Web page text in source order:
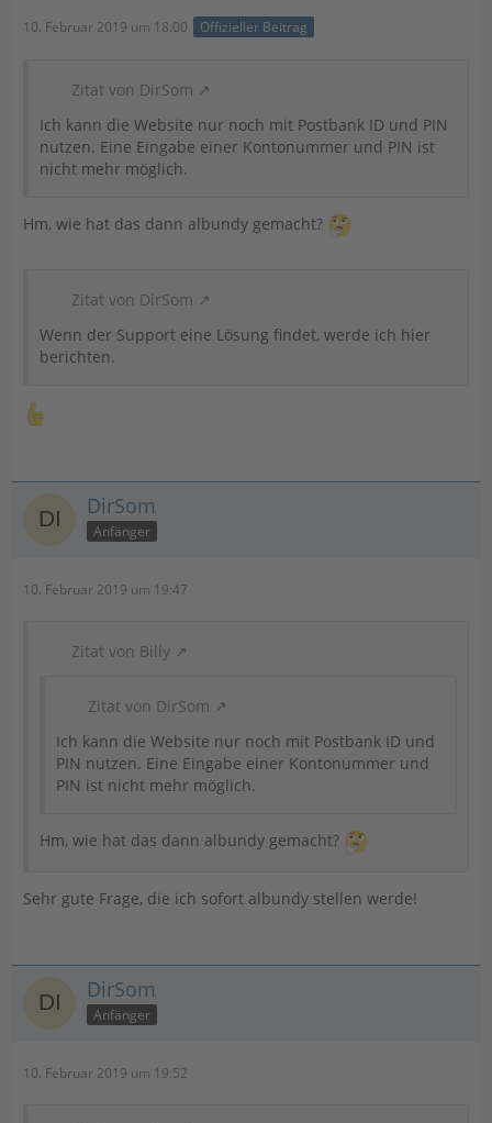
10. Februar 2019 um 18:00 Offizieller Beitrag
Zitat von DirSom
Ich kann die Website nur noch mit Postbank ID und PIN
nutzen. Eine Eingabe einer Kontonummer und PIN ist
nicht mehr möglich.
Hm, wie hat das dann albundy gemacht?
Zitat von DirSom
Wenn der Support eine Lösung findet, werde ich hier
berichten.
DirSom
Anfänger
10. Februar 2019 um 19:47
Zitat von Billy
Zitat von DirSom
Ich kann die Website nur noch mit Postbank ID und
PIN nutzen. Eine Eingabe einer Kontonummer und
PIN ist nicht mehr möglich.
Hm, wie hat das dann albundy gemacht?
Sehr gute Frage, die ich sofort albundy stellen werde!
DirSom
Anfänger
10. Februar 2019 um 19:52